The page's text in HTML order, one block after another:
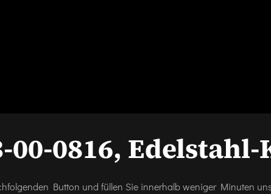
00-0816,
Button und füllen Sie innerhalb weniger Minuten